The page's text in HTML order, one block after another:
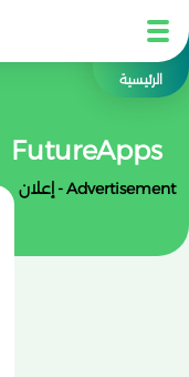
الرئيسية
FutureApps
Advertisement - إعلان